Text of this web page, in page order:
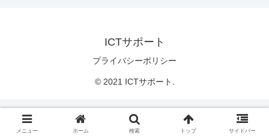
ICTサポート
プライバシーポリシー
© 2021 ICTサポート.
メニュー ホーム 検索 トップ サイドバー